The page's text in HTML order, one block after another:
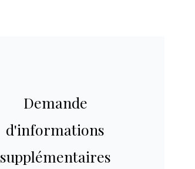
Demande
d'informations
supplémentaires